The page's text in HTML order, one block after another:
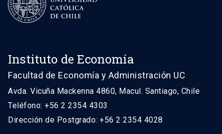
Instituto de Economía
Facultad de Economía y Administración UC
Avda. Vicuña Mackenna 4860, Macul. Santiago, Chile
Teléfono: +56 2 2354 4303
Dirección de Postgrado: +56 2 2354 4028